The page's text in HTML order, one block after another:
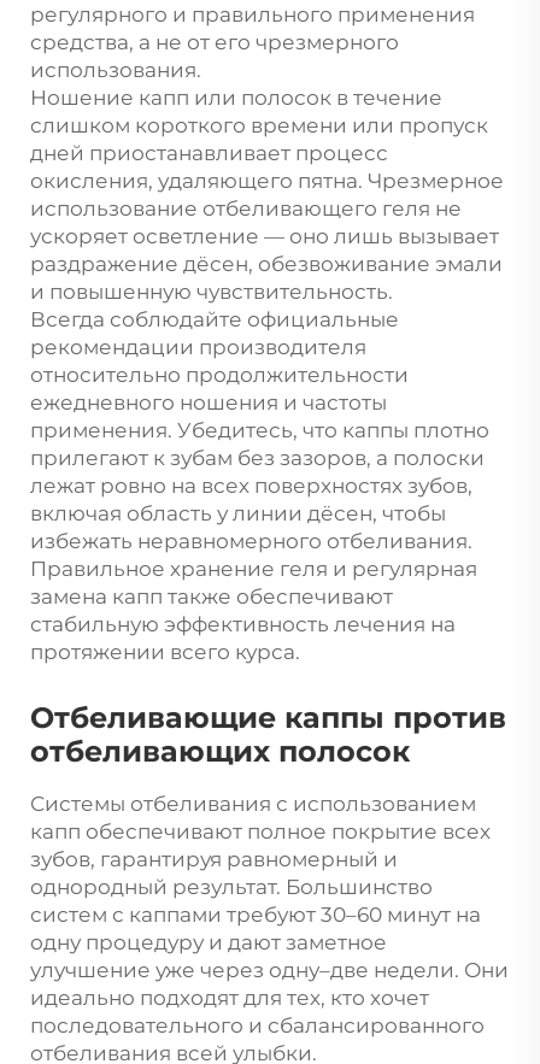
регулярного и правильного применения
средства, а не от его чрезмерного
использования.
Ношение капп или полосок в течение
слишком короткого времени или пропуск
дней приостанавливает процесс
окисления, удаляющего пятна. Чрезмерное
использование отбеливающего геля не
ускоряет осветление — оно лишь вызывает
раздражение дёсен, обезвоживание эмали
и повышенную чувствительность.
Всегда соблюдайте официальные
рекомендации производителя
относительно продолжительности
ежедневного ношения и частоты
применения. Убедитесь, что каппы плотно
прилегают к зубам без зазоров, а полоски
лежат ровно на всех поверхностях зубов,
включая область у линии дёсен, чтобы
избежать неравномерного отбеливания.
Правильное хранение геля и регулярная
замена капп также обеспечивают
стабильную эффективность лечения на
протяжении всего курса.
Отбеливающие каппы против
отбеливающих полосок
Системы отбеливания с использованием
капп обеспечивают полное покрытие всех
зубов, гарантируя равномерный и
однородный результат. Большинство
систем с каппами требуют 30–60 минут на
одну процедуру и дают заметное
улучшение уже через одну–две недели. Они
идеально подходят для тех, кто хочет
последовательного и сбалансированного
отбеливания всей улыбки.